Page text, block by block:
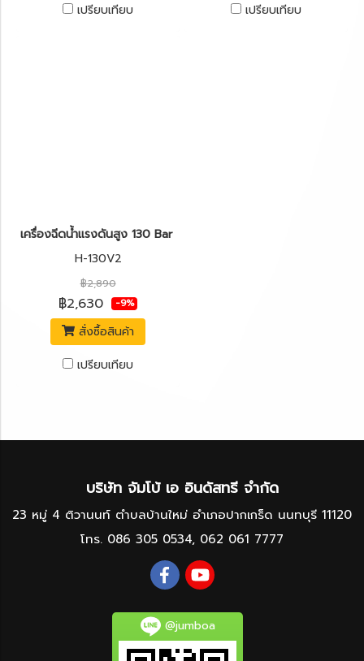
เปรียบเทียบ
เปรียบเทียบ
เครื่องฉีดน้ำแรงดันสูง 130 Bar LAVOR H-130V2 1800W.
H-130V2
฿2,890
฿2,630 -9%
สั่งซื้อสินค้า
เปรียบเทียบ
บริษัท จัมโบ้ เอ อินดัสทรี จำกัด
23 หมู่ 4 ติวานนท์ ตำบลบ้านใหม่ อำเภอปากเกร็ด นนทบุรี 11120
โทร. 086 305 0534, 062 061 7777
@jumboa